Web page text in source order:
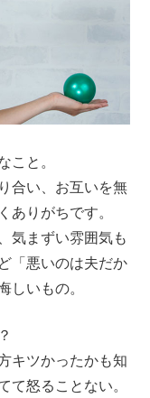
こと。
合い、お互いを無
ありがちです。
気まずい雰囲気も
「悪いのは夫だか
しいもの。
キツかったかも知
て怒ることない。